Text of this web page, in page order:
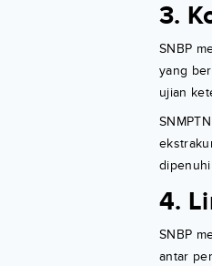
3.
SNBP
yang
ujian
4.
SNBP
antar